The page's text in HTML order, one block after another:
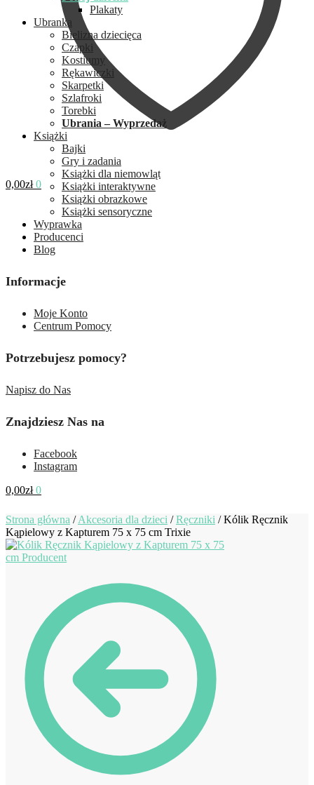
0,00zł 0
Plakaty
Ubranka
Bielizna dziecięca
Czapki
Kostiumy
Rękawiczki
Skarpetki
Szlafroki
Torebki
Ubrania – Wyprzedaż
Książki
Bajki
Gry i zadania
Książki dla niemowląt
Książki interaktywne
Książki obrazkowe
Książki sensoryczne
Wyprawka
Producenci
Blog
Informacje
Moje Konto
Centrum Pomocy
Potrzebujesz pomocy?
Napisz do Nas
Znajdziesz Nas na
Facebook
Instagram
0,00zł 0
Strona główna /Akcesoria dla dzieci /Ręczniki /Kólik Ręcznik
Kąpielowy z Kapturem 75 x 75 cm Trixie